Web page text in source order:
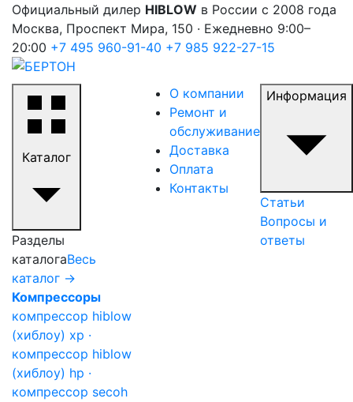
Официальный дилер HIBLOW в России с 2008 года
Москва, Проспект Мира, 150 · Ежедневно 9:00–
20:00 +7 495 960-91-40 +7 985 922-27-15
Каталог
Разделы
каталогаВесь
каталог →
Компрессоры
компрессор hiblow
(хиблоу) xp ·
компрессор hiblow
(хиблоу) hp ·
компрессор secoh
О компании
Ремонт и
обслуживание
Доставка
Оплата
Контакты
Информация
Статьи
Вопросы и
ответы